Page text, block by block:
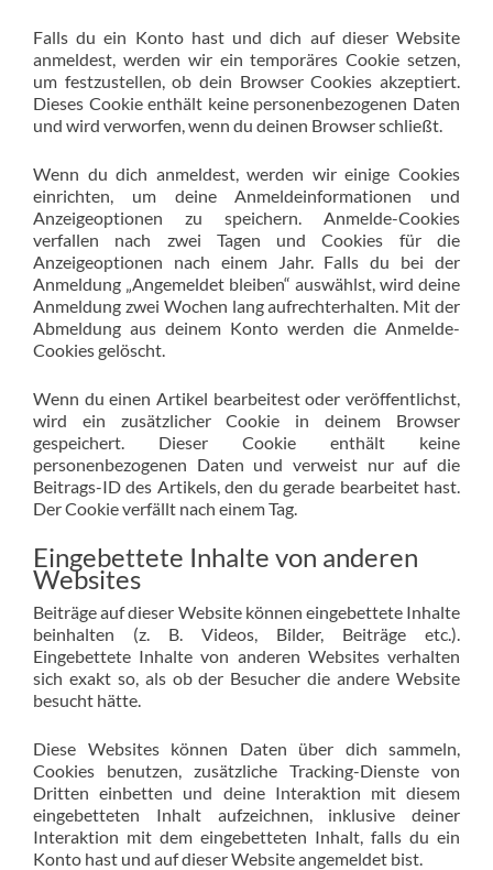
Falls du ein Konto hast und dich auf dieser Website
anmeldest, werden wir ein temporäres Cookie setzen,
um festzustellen, ob dein Browser Cookies akzeptiert.
Dieses Cookie enthält keine personenbezogenen Daten
und wird verworfen, wenn du deinen Browser schließt.
Wenn du dich anmeldest, werden wir einige Cookies
einrichten, um deine Anmeldeinformationen und
Anzeigeoptionen zu speichern. Anmelde-Cookies
verfallen nach zwei Tagen und Cookies für die
Anzeigeoptionen nach einem Jahr. Falls du bei der
Anmeldung „Angemeldet bleiben“ auswählst, wird deine
Anmeldung zwei Wochen lang aufrechterhalten. Mit der
Abmeldung aus deinem Konto werden die Anmelde-
Cookies gelöscht.
Wenn du einen Artikel bearbeitest oder veröffentlichst,
wird ein zusätzlicher Cookie in deinem Browser
gespeichert. Dieser Cookie enthält keine
personenbezogenen Daten und verweist nur auf die
Beitrags-ID des Artikels, den du gerade bearbeitet hast.
Der Cookie verfällt nach einem Tag.
Eingebettete Inhalte von anderen
Websites
Beiträge auf dieser Website können eingebettete Inhalte
beinhalten (z. B. Videos, Bilder, Beiträge etc.).
Eingebettete Inhalte von anderen Websites verhalten
sich exakt so, als ob der Besucher die andere Website
besucht hätte.
Diese Websites können Daten über dich sammeln,
Cookies benutzen, zusätzliche Tracking-Dienste von
Dritten einbetten und deine Interaktion mit diesem
eingebetteten Inhalt aufzeichnen, inklusive deiner
Interaktion mit dem eingebetteten Inhalt, falls du ein
Konto hast und auf dieser Website angemeldet bist.